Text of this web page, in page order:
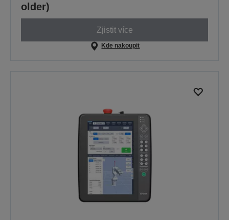
older)
Zjistit více
Kde nakoupit